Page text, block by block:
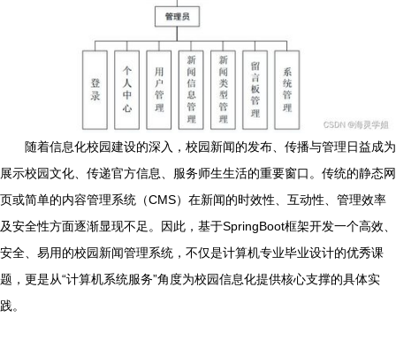
随着信息化校园建设的深入，校园新闻的发布、传播与管理日益成为
展示校园文化、传递官方信息、服务师生生活的重要窗口。传统的静态网
页或简单的内容管理系统（CMS）在新闻的时效性、互动性、管理效率
及安全性方面逐渐显现不足。因此，基于SpringBoot框架开发一个高效、
安全、易用的校园新闻管理系统，不仅是计算机专业毕业设计的优秀课
题，更是从“计算机系统服务”角度为校园信息化提供核心支撑的具体实
践。